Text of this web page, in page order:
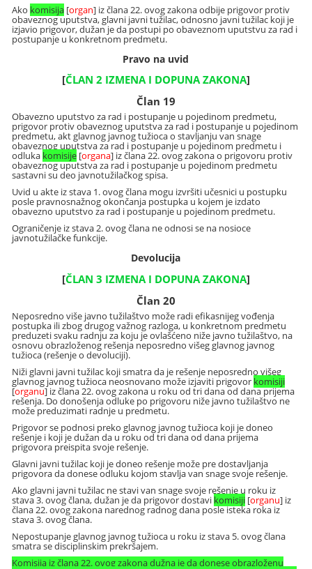
Ako komisija [organ] iz člana 22. ovog zakona odbije prigovor protiv
obaveznog uputstva, glavni javni tužilac, odnosno javni tužilac koji je
izjavio prigovor, dužan je da postupi po obaveznom uputstvu za rad i
postupanje u konkretnom predmetu.
Pravo na uvid
[ČLAN 2 IZMENA I DOPUNA ZAKONA]
Član 19
Obavezno uputstvo za rad i postupanje u pojedinom predmetu,
prigovor protiv obaveznog uputstva za rad i postupanje u pojedinom
predmetu, akt glavnog javnog tužioca o stavljanju van snage
obaveznog uputstva za rad i postupanje u pojedinom predmetu i
odluka komisije [organa] iz člana 22. ovog zakona o prigovoru protiv
obaveznog uputstva za rad i postupanje u pojedinom predmetu
sastavni su deo javnotužilačkog spisa.
Uvid u akte iz stava 1. ovog člana mogu izvršiti učesnici u postupku
posle pravnosnažnog okončanja postupka u kojem je izdato
obavezno uputstvo za rad i postupanje u pojedinom predmetu.
Ograničenje iz stava 2. ovog člana ne odnosi se na nosioce
javnotužilačke funkcije.
Devolucija
[ČLAN 3 IZMENA I DOPUNA ZAKONA]
Član 20
Neposredno više javno tužilaštvo može radi efikasnijeg vođenja
postupka ili zbog drugog važnog razloga, u konkretnom predmetu
preduzeti svaku radnju za koju je ovlašćeno niže javno tužilaštvo, na
osnovu obrazloženog rešenja neposredno višeg glavnog javnog
tužioca (rešenje o devoluciji).
Niži glavni javni tužilac koji smatra da je rešenje neposredno višeg
glavnog javnog tužioca neosnovano može izjaviti prigovor komisiji
[organu] iz člana 22. ovog zakona u roku od tri dana od dana prijema
rešenja. Do donošenja odluke po prigovoru niže javno tužilaštvo ne
može preduzimati radnje u predmetu.
Prigovor se podnosi preko glavnog javnog tužioca koji je doneo
rešenje i koji je dužan da u roku od tri dana od dana prijema
prigovora preispita svoje rešenje.
Glavni javni tužilac koji je doneo rešenje može pre dostavljanja
prigovora da donese odluku kojom stavlja van snage svoje rešenje.
Ako glavni javni tužilac ne stavi van snage svoje rešenje u roku iz
stava 3. ovog člana, dužan je da prigovor dostavi komisiji [organu] iz
člana 22. ovog zakona narednog radnog dana posle isteka roka iz
stava 3. ovog člana.
Nepostupanje glavnog javnog tužioca u roku iz stava 5. ovog člana
smatra se disciplinskim prekršajem.
Komisija iz člana 22. ovog zakona dužna je da donese obrazloženu